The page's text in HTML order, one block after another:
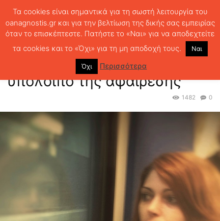
ΚΡΙΤΙΚΕΣ
Βασιλεία Οικονόμου:Το
υπόλοιπο της αφαίρεσης
Βασιλεία Οικονόμου:Το
υπόλοιπο της αφαίρεσης
0
1482
Τα cookies είναι σημαντικά για τη σωστή λειτουργία του
oanagnostis.gr και για την βελτίωση της δικής σας εμπειρίας
όταν το επισκέπτεστε. Πατήστε το «Ναι» για να αποδεχτείτε
τα cookies και το «Όχι» για τη μη αποδοχή τους.
Ναι
Όχι Περισσότερα